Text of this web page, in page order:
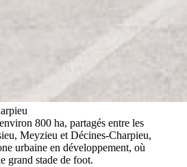
800 ha, partagés entre les
Meyzieu et Décines-Charpieu,
urbaine en développement, où
grand stade de foot.